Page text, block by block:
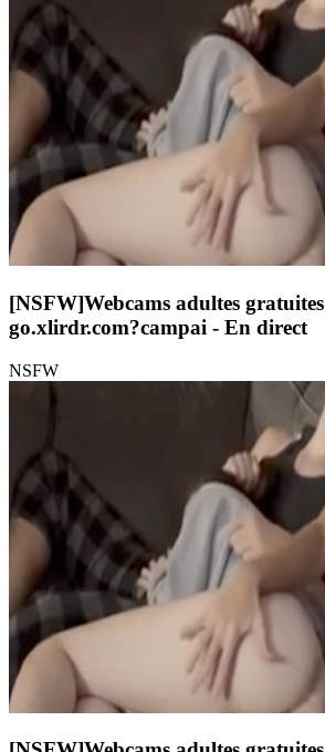
[NSFW]Webcams adultes gratuites
go.xlirdr.com?campai - En direct
NSFW